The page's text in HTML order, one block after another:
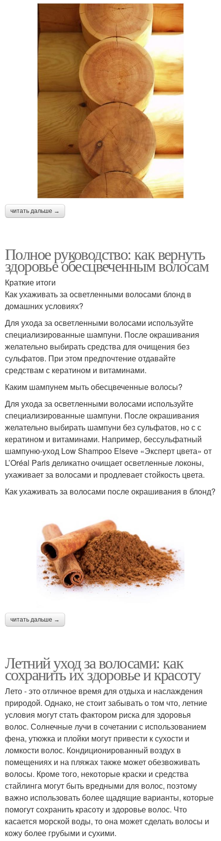
читать дальше →
Полное руководство: как вернуть
здоровье обесцвеченным волосам
Краткие итоги
Как ухаживать за осветленными волосами блонд в
домашних условиях?
Для ухода за осветленными волосами используйте
специализированные шампуни. После окрашивания
желательно выбирать средства для очищения без
сульфатов. При этом предпочтение отдавайте
средствам с кератином и витаминами.
Каким шампунем мыть обесцвеченные волосы?
Для ухода за осветленными волосами используйте
специализированные шампуни. После окрашивания
желательно выбирать шампуни без сульфатов, но с с
кератином и витаминами. Например, бессульфатный
шампуню-уход Low Shampoo Elseve «Эксперт цвета» от
L’Oréal Paris деликатно очищает осветленные локоны,
ухаживает за волосами и продлевает стойкость цвета.
Как ухаживать за волосами после окрашивания в блонд?
читать дальше →
Летний уход за волосами: как
сохранить их здоровье и красоту
Лето - это отличное время для отдыха и наслаждения
природой. Однако, не стоит забывать о том что, летние
условия могут стать фактором риска для здоровья
волос. Солнечные лучи в сочетании с использованием
фена, утюжка и плойки могут привести к сухости и
ломкости волос. Кондиционированный воздух в
помещениях и на пляжах также может обезвоживать
волосы. Кроме того, некоторые краски и средства
стайлинга могут быть вредными для волос, поэтому
важно использовать более щадящие варианты, которые
помогут сохранить красоту и здоровье волос. Что
касается морской воды, то она может сделать волосы и
кожу более грубыми и сухими.